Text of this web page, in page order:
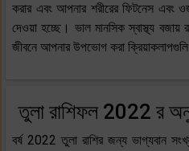
করার এবং আপনার শরীরের ফিটনেস এবং
দেওয়া হচ্ছে। ভাল মানসিক স্বাস্থ্য
জীবনে আপনার উপভোগ করা
তুলা রাশিফল 2022 র
বর্ষ 2022 তুলা রাশির জন্য ভাগ্যবান